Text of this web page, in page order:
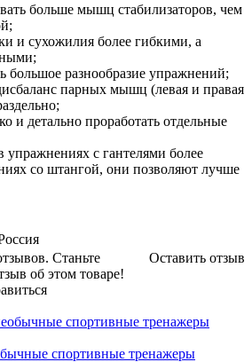
больше мышц стабилизаторов, чем
и сухожилия более гибкими, а
большое разнообразие упражнений;
парных мышц (левая и правая
и детально проработать отдельные
с гантелями более
со штангой, они позволяют лучше
Оставить отзыв
Станьте
об этом товаре!
спортивные тренажеры